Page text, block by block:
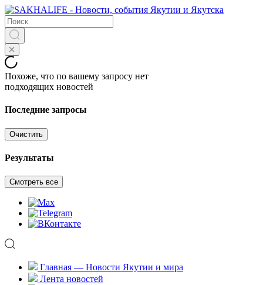
Похоже, что по вашему запросу нет
подходящих новостей
Последние запросы
Очистить
Результаты
Смотреть все
Главная — Новости Якутии и мира
Лента новостей